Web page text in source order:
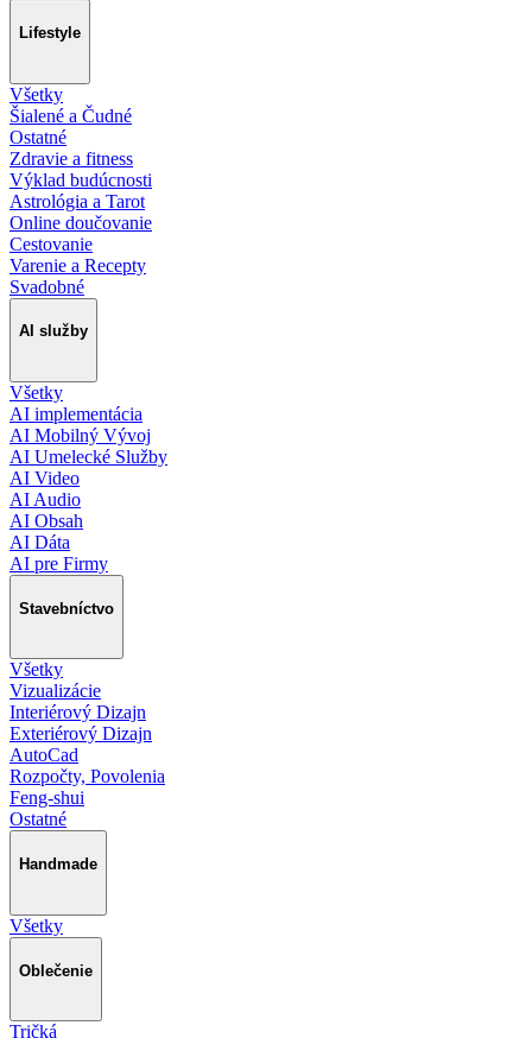
Lifestyle
Všetky
Šialené a Čudné
Ostatné
Zdravie a fitness
Výklad budúcnosti
Astrológia a Tarot
Online doučovanie
Cestovanie
Varenie a Recepty
Svadobné
AI služby
Všetky
AI implementácia
AI Mobilný Vývoj
AI Umelecké Služby
AI Video
AI Audio
AI Obsah
AI Dáta
AI pre Firmy
Stavebníctvo
Všetky
Vizualizácie
Interiérový Dizajn
Exteriérový Dizajn
AutoCad
Rozpočty, Povolenia
Feng-shui
Ostatné
Handmade
Všetky
Oblečenie
Tričká